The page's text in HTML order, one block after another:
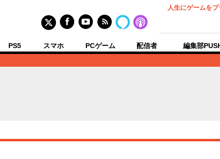
人生にゲームを
PS5 スマホ PCゲーム 配信者 編集部